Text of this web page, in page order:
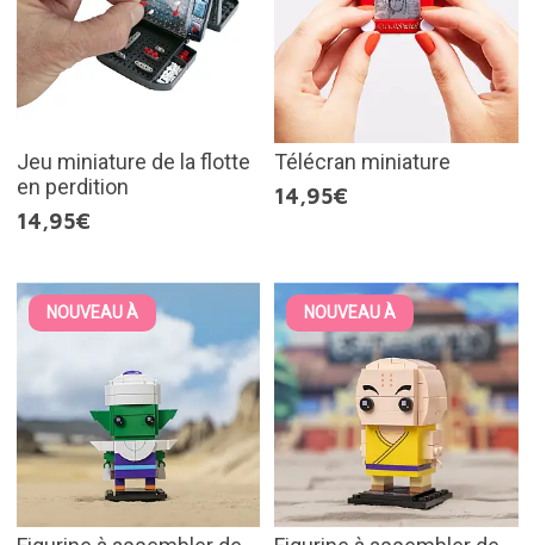
Jeu miniature de la flotte
en perdition
14,95€
Télécran miniature
14,95€
NOUVEAU À NOUVEAU À